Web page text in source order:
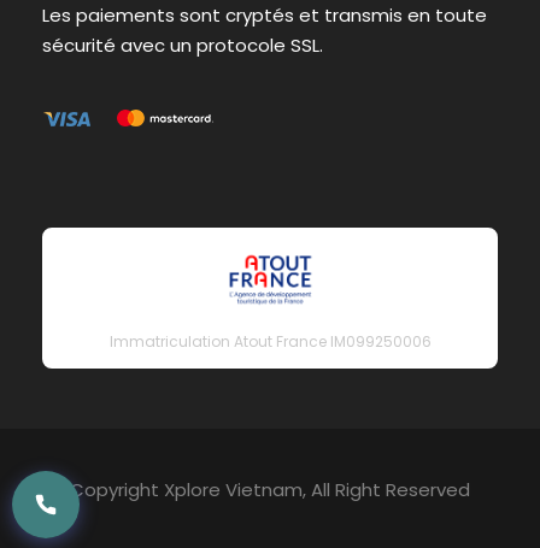
Les paiements sont cryptés et transmis en toute
sécurité avec un protocole SSL.
Immatriculation Atout France IM099250006
Copyright Xplore Vietnam, All Right Reserved